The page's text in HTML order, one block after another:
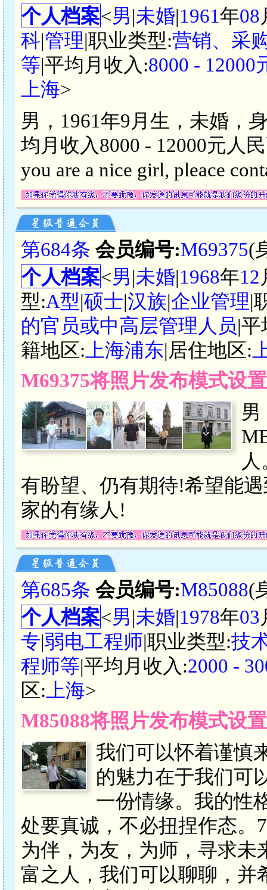
个人档案<男|未婚|1961年08
科|管理|职业类型:营销、采
等|平均月收入:8000 - 12000
上海>
男，1961年9月生，未婚，
均月收入8000 - 12000元人
you are a nice girl, pleace
第684条 会员编号:M69375(
个人档案<男|未婚|1968年12
型:A型|硕士|汉族|企业管理|
的官员或中高层管理人员|平
籍地区: 上海浦东|居住地区:
M69375将照片发布模式设
男
有盼望、仍有期待!希望能
家的有缘人!
第685条 会员编号:M85088(
个人档案<男|未婚|1978年03
专|弱电工程师|职业类型:技
程师等|平均月收入:2000 -
区: 上海>
M85088将照片发布模式设
我们可以怀着谨慎
的魅力在于我们可
一份情缘。我的性
处要真诚，不必扭捏作态。
为伴，为友，为师，寻求
富之人，我们可以聊聊，并